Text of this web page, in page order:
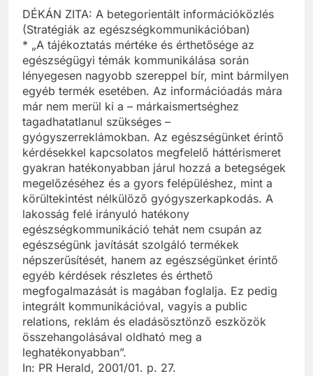
DÉKÁN ZITA: A betegorientált információközlés
(Stratégiák az egészségkommunikációban)
* „A tájékoztatás mértéke és érthetősége az
egészségügyi témák kommunikálása során
lényegesen nagyobb szereppel bír, mint bármilyen
egyéb termék esetében. Az információadás mára
már nem merül ki a – márkaismertséghez
tagadhatatlanul szükséges –
gyógyszerreklámokban. Az egészségünket érintő
kérdésekkel kapcsolatos megfelelő háttérismeret
gyakran hatékonyabban járul hozzá a betegségek
megelőzéséhez és a gyors felépüléshez, mint a
körültekintést nélkülöző gyógyszerkapkodás. A
lakosság felé irányuló hatékony
egészségkommunikáció tehát nem csupán az
egészségünk javítását szolgáló termékek
népszerűsítését, hanem az egészségünket érintő
egyéb kérdések részletes és érthető
megfogalmazását is magában foglalja. Ez pedig
integrált kommunikációval, vagyis a public
relations, reklám és eladásösztönző eszközök
összehangolásával oldható meg a
leghatékonyabban”.
In: PR Herald, 2001/01. p. 27.